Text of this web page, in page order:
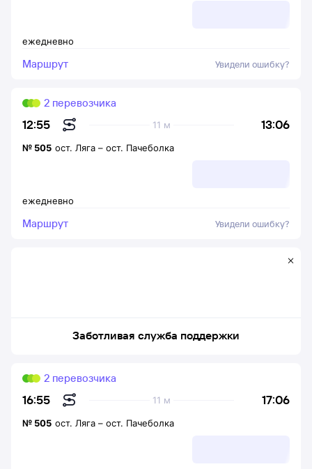
ежедневно
Маршрут Увидели ошибку?
12:55 13:06
11 м
2 перевозчика
ежедневно
№ 505 ост. Ляга – ост. Пачеболка
Маршрут Увидели ошибку?
Заботливая служба поддержки
16:55 17:06
11 м
2 перевозчика
№ 505 ост. Ляга – ост. Пачеболка